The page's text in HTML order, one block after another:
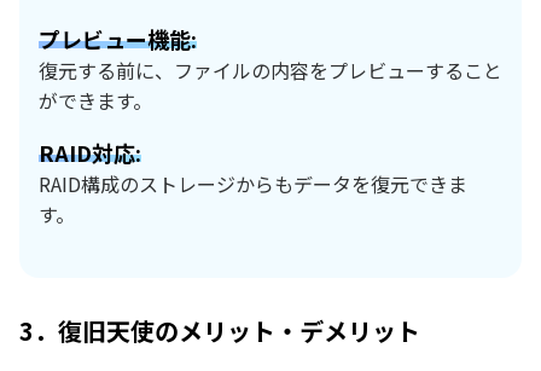
プレビュー機能:
復元する前に、ファイルの内容をプレビューすること
ができます。
RAID対応:
RAID構成のストレージからもデータを復元できま
す。
3．復旧天使のメリット・デメリット